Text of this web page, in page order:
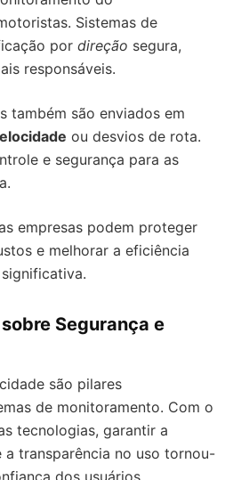
Sistemas de
por direção segura,
responsáveis.
também são enviados em
ou desvios de rota.
e segurança para as
empresas podem proteger
e melhorar a eficiência
Segurança e
são pilares
de monitoramento. Com o
tecnologias, garantir a
transparência no uso tornou-